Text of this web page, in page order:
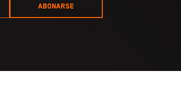
ABONARSE